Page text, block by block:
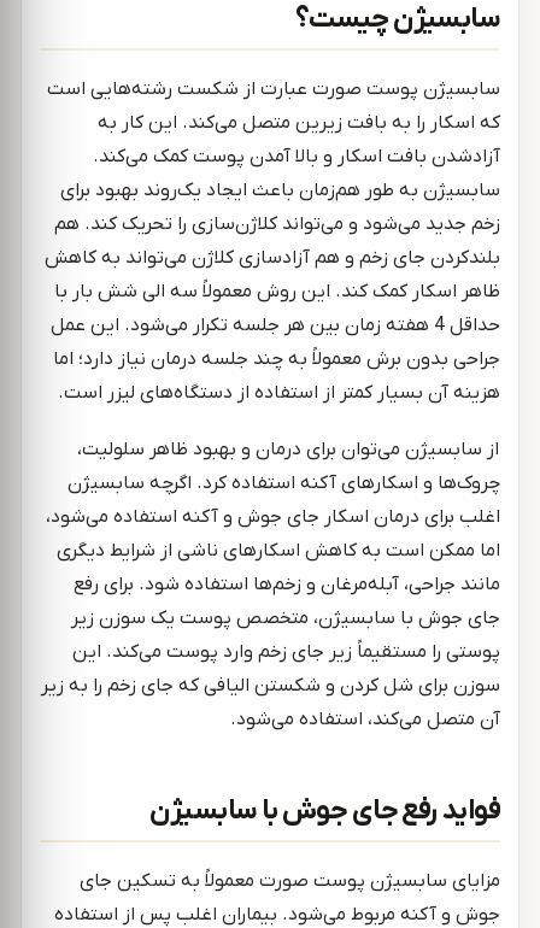
سابسیژن چیست؟
سابسیژن پوست صورت عبارت از شکست رشته‌هایی است
که اسکار را به بافت زیرین متصل می‌کند. این کار به
آزادشدن بافت اسکار و بالا آمدن پوست کمک می‌کند.
سابسیژن به طور هم‌زمان باعث ایجاد یک‌روند بهبود برای
زخم جدید می‌شود و می‌تواند کلاژن‌سازی را تحریک کند. هم
بلندکردن جای زخم و هم آزادسازی کلاژن می‌تواند به کاهش
ظاهر اسکار کمک کند. این روش معمولاً سه الی شش بار با
حداقل 4 هفته زمان بین هر جلسه تکرار می‌شود. این عمل
جراحی بدون برش معمولاً به چند جلسه درمان نیاز دارد؛ اما
هزینه آن بسیار کمتر از استفاده از دستگاه‌های لیزر است.
از سابسیژن می‌توان برای درمان و بهبود ظاهر سلولیت،
چروک‌ها و اسکارهای آکنه استفاده کرد. اگرچه سابسیژن
اغلب برای درمان اسکار جای جوش و آکنه استفاده می‌شود،
اما ممکن است به کاهش اسکارهای ناشی از شرایط دیگری
مانند جراحی، آبله‌مرغان و زخم‌ها استفاده شود. برای رفع
جای جوش با سابسیژن، متخصص پوست یک سوزن زیر
پوستی را مستقیماً زیر جای زخم وارد پوست می‌کند. این
سوزن برای شل کردن و شکستن الیافی که جای زخم را به زیر
آن متصل می‌کند، استفاده می‌شود.
فواید رفع جای جوش با سابسیژن
مزایای سابسیژن پوست صورت معمولاً به تسکین جای
جوش و آکنه مربوط می‌شود. بیماران اغلب پس از استفاده